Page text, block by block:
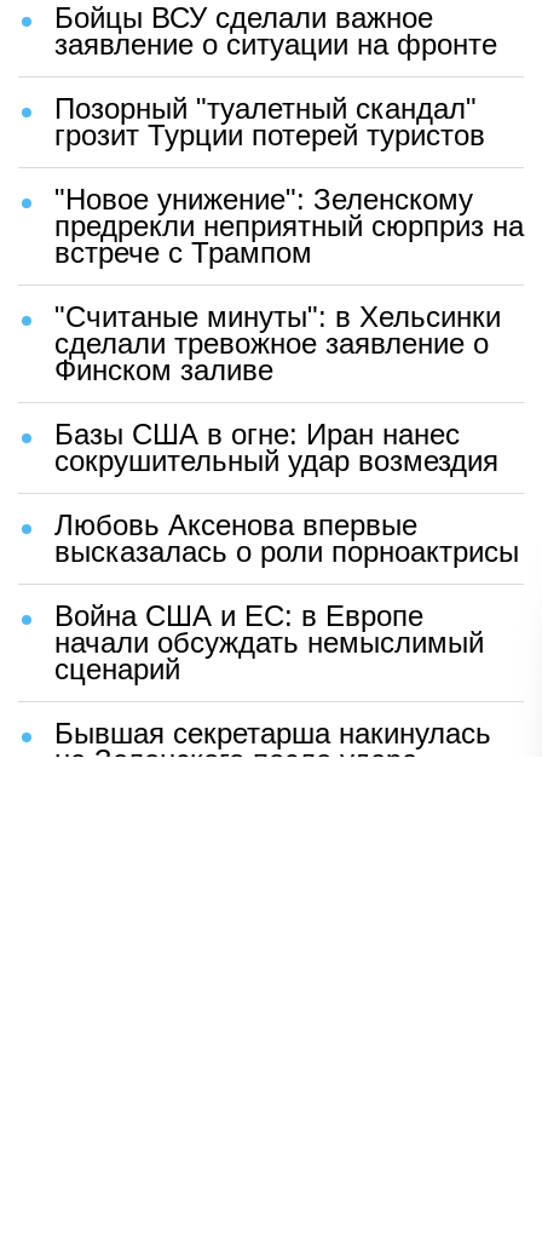
Бойцы ВСУ сделали важное
заявление о ситуации на фронте
Позорный "туалетный скандал"
грозит Турции потерей туристов
"Новое унижение": Зеленскому
предрекли неприятный сюрприз на
встрече с Трампом
"Считаные минуты": в Хельсинки
сделали тревожное заявление о
Финском заливе
Базы США в огне: Иран нанес
сокрушительный удар возмездия
Любовь Аксенова впервые
высказалась о роли порноактрисы
Война США и ЕС: в Европе
начали обсуждать немыслимый
сценарий
Бывшая секретарша накинулась
на Зеленского после удара